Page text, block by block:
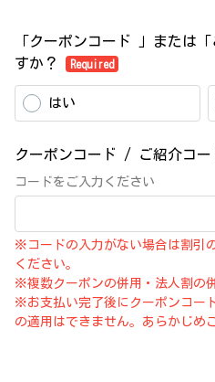
「クーポンコード 」または
すか？
Required
はい
クーポンコード / ご紹介コー
コードをご入力ください
※コードの入力がない場合は割引
ください。
※複数クーポンの併用・法人割の
※お支払い完了後にクーポンコー
の適用はできません。あらかじめ